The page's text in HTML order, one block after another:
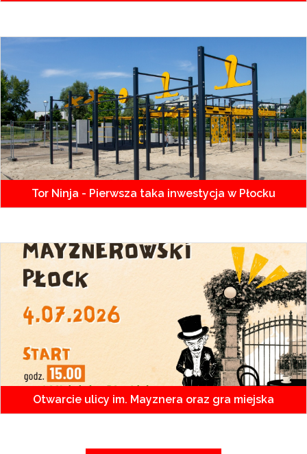
Tor Ninja - Pierwsza taka inwestycja w Płocku
Otwarcie ulicy im. Mayznera oraz gra miejska